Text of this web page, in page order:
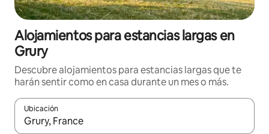
Alojamientos para estancias largas en
Grury
Descubre alojamientos para estancias largas que te
harán sentir como en casa durante un mes o más.
Ubicación
Cuando los resultados estén disponibles, podrás navegar